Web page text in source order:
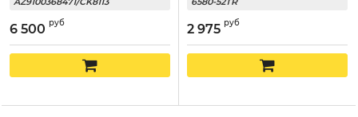
6 500 руб 2 975 руб